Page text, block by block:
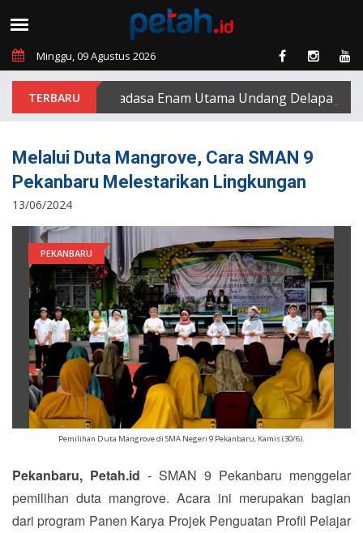
Minggu, 09 Agustus 2026
PT Padasa Enam Utama Undang Delapan Eks
Melalui Duta Mangrove, Cara SMAN 9
Pekanbaru Melestarikan Lingkungan
13/06/2024
PEKANBARU
Pemilihan Duta Mangrove di SMA Negeri 9 Pekanbaru, Kamis (30/6).
Pekanbaru, Petah.id - SMAN 9 Pekanbaru menggelar
pemilihan duta mangrove. Acara ini merupakan bagian
dari program Panen Karya Projek Penguatan Profil Pelajar